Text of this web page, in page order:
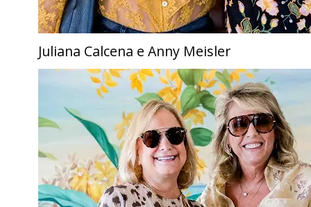
Juliana Calcena e Anny Meisler